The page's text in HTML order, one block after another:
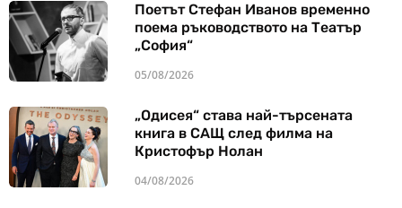
Поетът Стефан Иванов временно
поема ръководството на Театър
„София“
05/08/2026
„Одисея“ става най-търсената
книга в САЩ след филма на
Кристофър Нолан
04/08/2026